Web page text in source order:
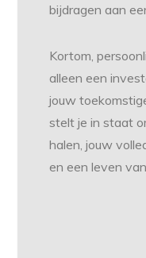
bijdragen aan
Kortom,
alleen een
jouw
stelt je in staat
halen, jouw
en een leven